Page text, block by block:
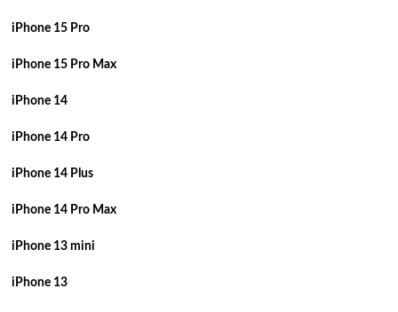
iPhone 15 Pro
iPhone 15 Pro Max
iPhone 14
iPhone 14 Pro
iPhone 14 Plus
iPhone 14 Pro Max
iPhone 13 mini
iPhone 13